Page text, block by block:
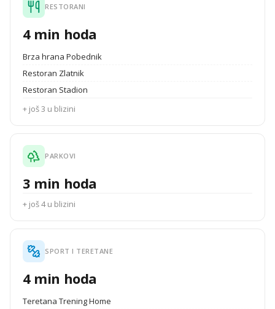
RESTORANI
4 min hoda
Brza hrana Pobednik
Restoran Zlatnik
Restoran Stadion
+ još 3 u blizini
PARKOVI
3 min hoda
+ još 4 u blizini
SPORT I TERETANE
4 min hoda
Teretana Trening Home